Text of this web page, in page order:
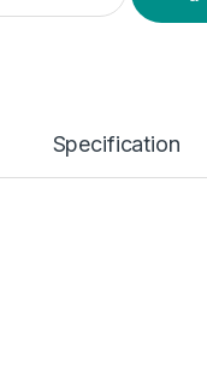
Specification